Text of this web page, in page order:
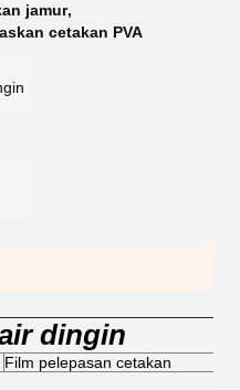
jamur,
cetakan PVA
dingin
Film pelepasan cetakan